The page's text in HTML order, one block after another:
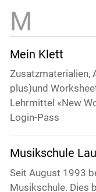
Mein Klett
Zusatzmaterialien,
plus)und
Lehrmittel «New
Login-Pass
Musikschule
Seit August 1993
Musikschule. Dies